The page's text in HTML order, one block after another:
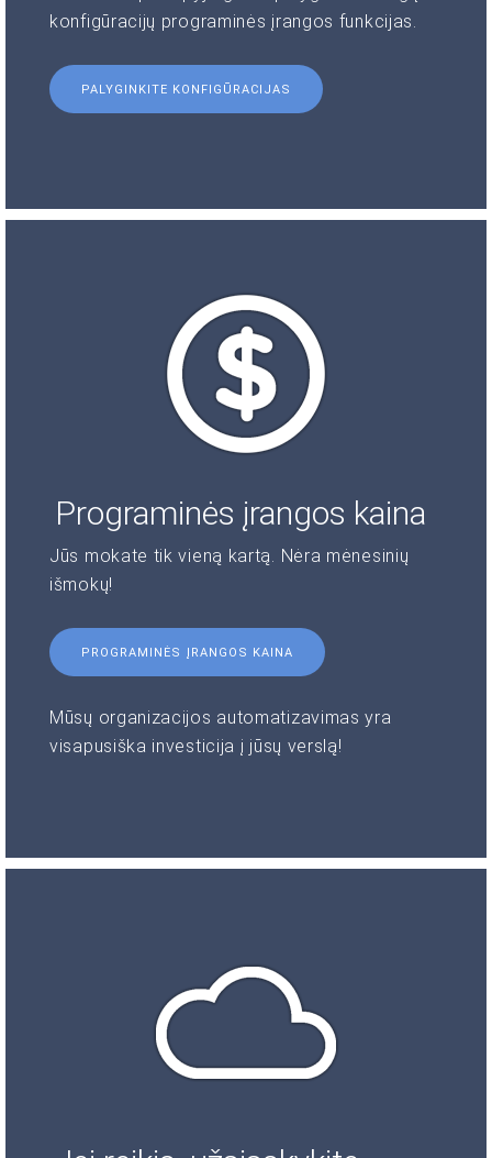
konfigūracijų programinės įrangos funkcijas.
PALYGINKITE KONFIGŪRACIJAS
Programinės įrangos kaina
Jūs mokate tik vieną kartą. Nėra mėnesinių
išmokų!
PROGRAMINĖS ĮRANGOS KAINA
Mūsų organizacijos automatizavimas yra
visapusiška investicija į jūsų verslą!